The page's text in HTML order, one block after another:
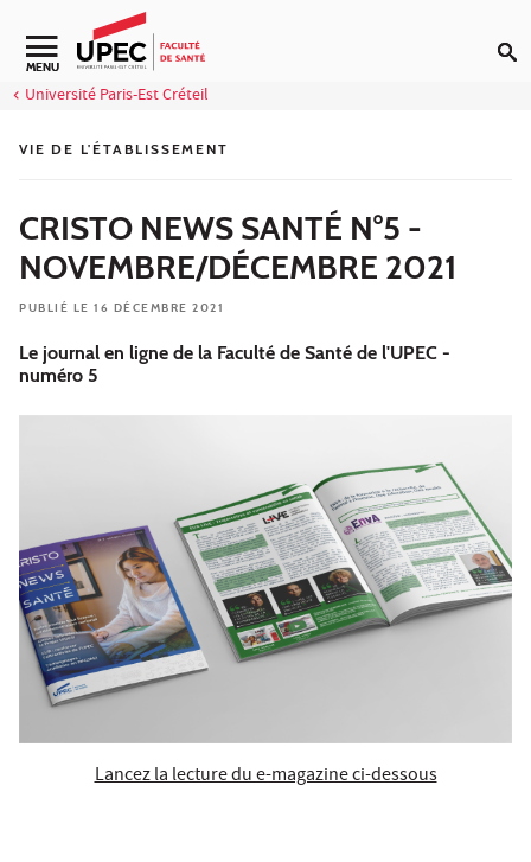
Aller au contenu
Navigation secondaire
MENU
Université Paris-Est Créteil
VIE DE L'ÉTABLISSEMENT
CRISTO NEWS SANTÉ N°5 -
NOVEMBRE/DÉCEMBRE 2021
PUBLIÉ LE 16 DÉCEMBRE 2021
Le journal en ligne de la Faculté de Santé de l'UPEC -
numéro 5
Lancez la lecture du e-magazine ci-dessous